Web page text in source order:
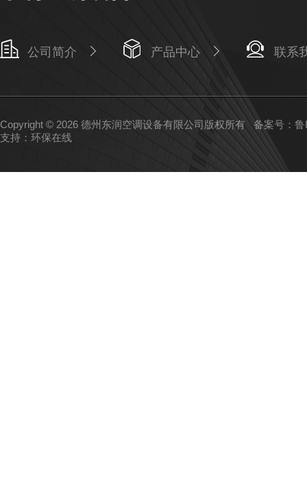
公司简介 产品中心 联系
Copyright © 2026 德州东润空调设备有限公司版权所有备案号：
支持： 环保在线